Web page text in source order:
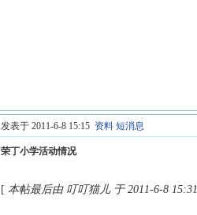
发表于 2011-6-8 15:15 资料 短消息
荣丁小学活动情况
[ 本帖最后由 叮叮猫儿 于 2011-6-8